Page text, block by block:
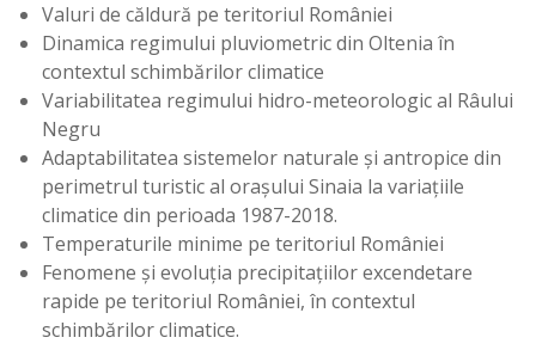
Valuri de căldură pe teritoriul României
Dinamica regimului pluviometric din Oltenia în
contextul schimbărilor climatice
Variabilitatea regimului hidro-meteorologic al Râului
Negru
Adaptabilitatea sistemelor naturale şi antropice din
perimetrul turistic al oraşului Sinaia la variaţiile
climatice din perioada 1987-2018.
Temperaturile minime pe teritoriul României
Fenomene și evoluția precipitațiilor excendetare
rapide pe teritoriul României, în contextul
schimbărilor climatice.